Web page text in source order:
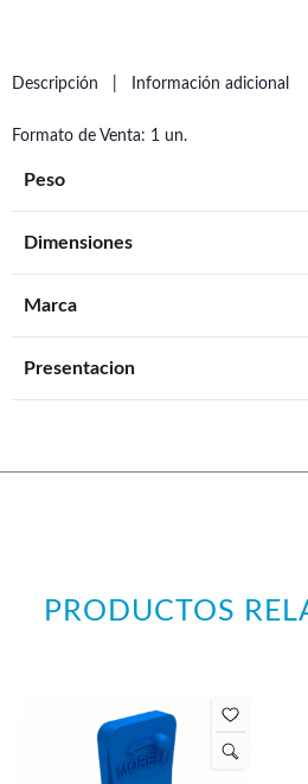
Descripción Información adicional
Formato de Venta: 1 un.
Peso
Dimensiones
Marca
Presentacion
PRODUCTOS